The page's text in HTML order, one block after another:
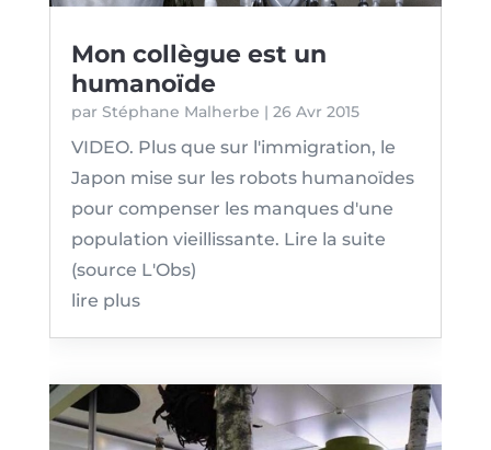
Mon collègue est un
humanoïde
par Stéphane Malherbe | 26 Avr 2015
VIDEO. Plus que sur l'immigration, le
Japon mise sur les robots humanoïdes
pour compenser les manques d'une
population vieillissante. Lire la suite
(source L'Obs)
lire plus